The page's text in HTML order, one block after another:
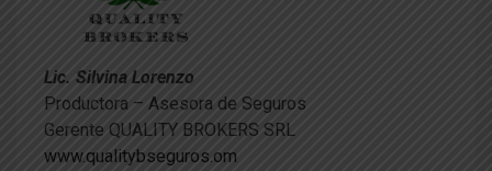
Lic. Silvina Lorenzo
Productora – Asesora de Seguros
Gerente QUALITY BROKERS SRL
www.qualitybseguros.om